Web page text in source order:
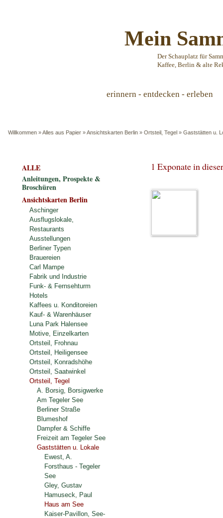
Mein
Der Schauplatz für
Kaffee, Berlin & alte
erinnern - entdecken - erleben
Willkommen »Alles aus Papier »Ansichtskarten Berlin » Ortsteil, Tegel » Gaststätten u.
1 Exponate in
ALLE
Anleitungen, Prospekte &
Broschüren
Ansichtskarten Berlin
Aschinger
Ausflugslokale,
Restaurants
Ausstellungen
Berliner Typen
Brauereien
Carl Mampe
Fabrik und Industrie
Funk- & Fernsehturm
Hotels
Kaffees u. Konditoreien
Kauf- & Warenhäuser
Luna Park Halensee
Motive, Einzelkarten
Ortsteil, Frohnau
Ortsteil, Heiligensee
Ortsteil, Konradshöhe
Ortsteil, Saatwinkel
Ortsteil, Tegel
A. Borsig, Borsigwerke
Am Tegeler See
Berliner Straße
Blumeshof
Dampfer & Schiffe
Freizeit am Tegeler See
Gaststätten u. Lokale
Ewest, A.
Forsthaus - Tegeler
See
Gley, Gustav
Hamuseck, Paul
Haus am See
Kaiser-Pavillon, See-